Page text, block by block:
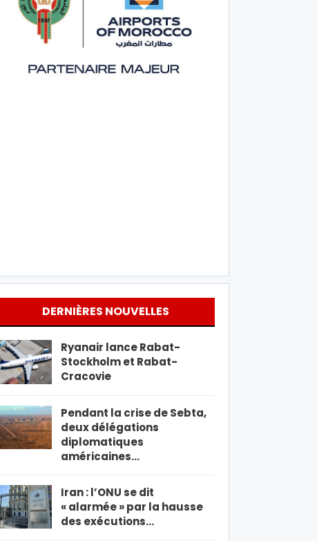
DERNIÈRES NOUVELLES
Ryanair lance Rabat-
Stockholm et Rabat-
Cracovie
Pendant la crise de Sebta,
deux délégations
diplomatiques
américaines…
Iran : l’ONU se dit
« alarmée » par la hausse
des exécutions…